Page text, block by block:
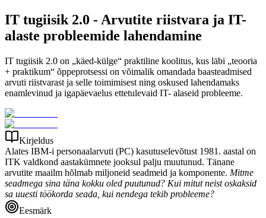
IT tugiisik 2.0 - Arvutite riistvara ja IT-
alaste probleemide lahendamine
IT tugiisik 2.0 on „käed-külge“ praktiline koolitus, kus läbi „teooria
+ praktikum“ õppeprotsessi on võimalik omandada baasteadmised
arvuti riistvarast ja selle toimimisest ning oskused lahendamaks
enamlevinud ja igapäevaelus ettetulevaid IT- alaseid probleeme.
Kirjeldus
Alates IBM-i personaalarvuti (PC) kasutuselevõtust 1981. aastal on
ITK valdkond aastakümnete jooksul palju muutunud. Tänane
arvutite maailm hõlmab miljoneid seadmeid ja komponente. Mitme
seadmega sina täna kokku oled puutunud? Kui mitut neist oskaksid
sa uuesti töökorda seada, kui nendega tekib probleeme?
Eesmärk